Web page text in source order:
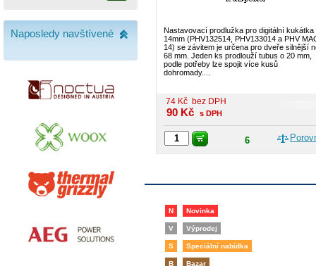
Nastavovací prodlužka pro digitální kukátka
14mm (PHV132514, PHV133014 a PHV
14) se závitem je určena pro dveře silnější
68 mm. Jeden ks prodlouží tubus o 20 mm,
podle potřeby lze spojit více kusů
dohromady....
74 Kč bez DPH
90 Kč s DPH
6
N Novinka
V Výprodej
S Speciální nabídka
B Bazar
Naposledy navštívené